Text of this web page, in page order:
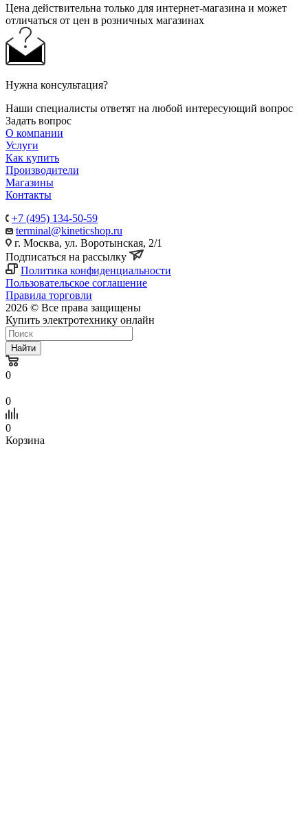
Цена действительна только для интернет-магазина и может
отличаться от цен в розничных магазинах
Нужна консультация?
Наши специалисты ответят на любой интересующий вопрос
Задать вопрос
О компании
Услуги
Как купить
Производители
Магазины
Контакты
+7 (495) 134-50-59
terminal@kineticshop.ru
г. Москва, ул. Воротынская, 2/1
Подписаться на рассылку
Политика конфиденциальности
Пользовательское соглашение
Правила торговли
2026 © Все права защищены
Купить электротехнику онлайн
Найти
0
0
0
Корзина